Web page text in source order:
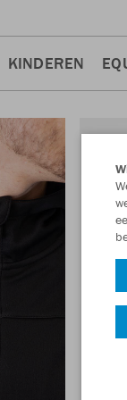
KINDEREN